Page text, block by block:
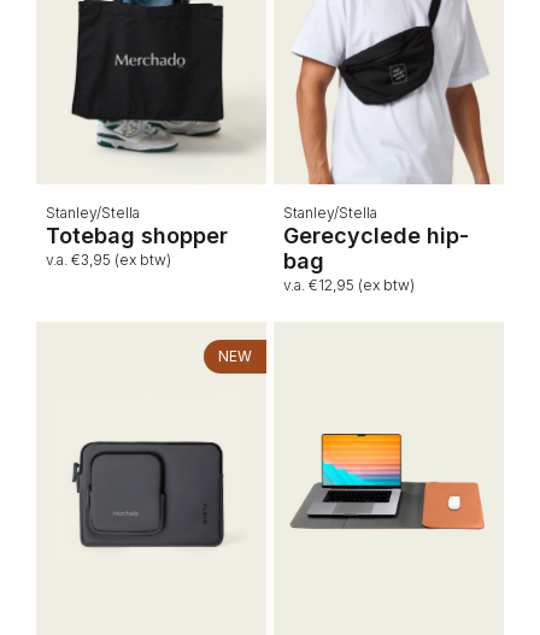
Stanley/Stella
Totebag shopper
v.a. €3,95 (ex btw)
Stanley/Stella
Gerecyclede hip-
bag
v.a. €12,95 (ex btw)
NEW